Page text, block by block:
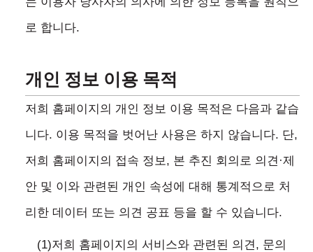
로 합니다.
개인 정보 이용 목적
저희 홈페이지의 개인 정보 이용 목적은 다음과 같습
니다. 이용 목적을 벗어난 사용은 하지 않습니다. 단,
저희 홈페이지의 접속 정보, 본 추진 회의로 의견·제
안 및 이와 관련된 개인 속성에 대해 통계적으로 처
리한 데이터 또는 의견 공표 등을 할 수 있습니다.
(1)저희 홈페이지의 서비스와 관련된 의견, 문의